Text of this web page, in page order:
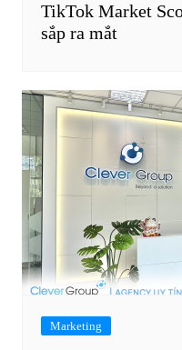
TikTok Market
sắp ra mắt
Marketing